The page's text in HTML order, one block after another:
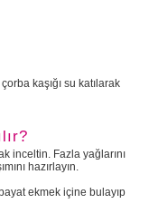
kaşığı su katılarak
inceltin. Fazla yağlarını
hazırlayın.
ekmek içine bulayıp